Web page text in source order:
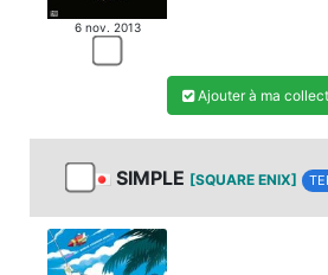
6 nov. 2013
Ajouter à ma
SIMPLE [SQUARE ENIX]